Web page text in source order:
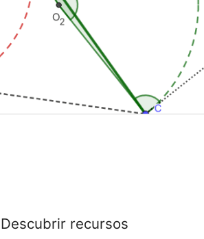
Descubrir recursos